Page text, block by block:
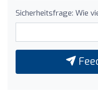
Sicherheitsfrage: Wie